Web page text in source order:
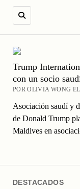
DESTACADOS
Trump
con un socio
POR OLIVIA WONG
Asociación saudí y
de Donald Trump
Maldives en